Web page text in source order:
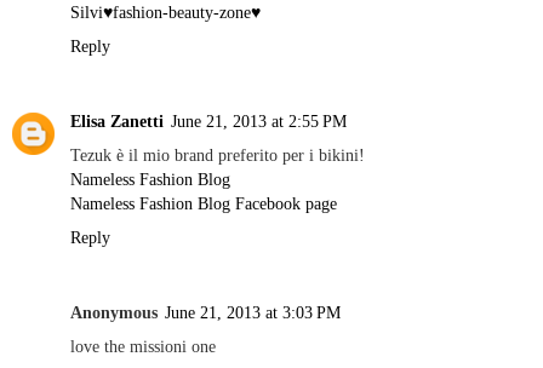
Silvi♥fashion-beauty-zone♥
Reply
Elisa Zanetti June 21, 2013 at 2:55 PM
Tezuk è il mio brand preferito per i bikini!
Nameless Fashion Blog
Nameless Fashion Blog Facebook page
Reply
Anonymous June 21, 2013 at 3:03 PM
love the missioni one